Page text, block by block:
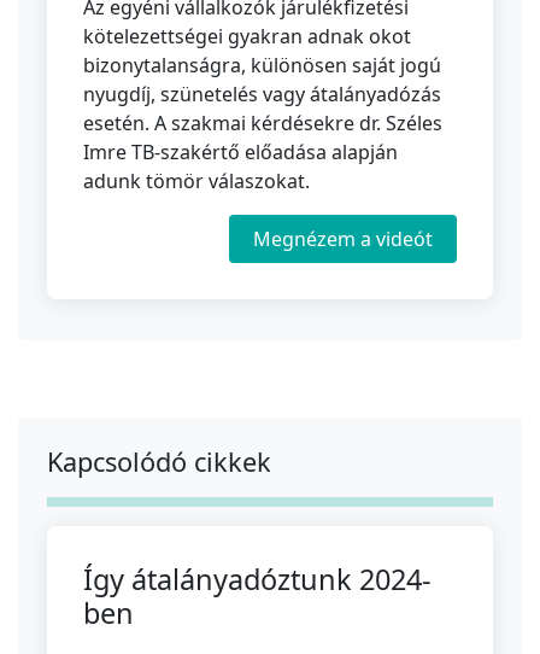
Az egyéni vállalkozók járulékfizetési
kötelezettségei gyakran adnak okot
bizonytalanságra, különösen saját jogú
nyugdíj, szünetelés vagy átalányadózás
esetén. A szakmai kérdésekre dr. Széles
Imre TB-szakértő előadása alapján
adunk tömör válaszokat.
Megnézem a videót
Kapcsolódó cikkek
Így átalányadóztunk 2024-
ben